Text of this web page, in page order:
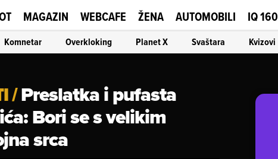
MAGAZIN WEBCAFE ŽENA AUTOMOBILI IQ 160
Komnetar Overkloking Planet X Svaštara Kvizovi
/Preslatka i pufasta
Bori se s velikim
srca